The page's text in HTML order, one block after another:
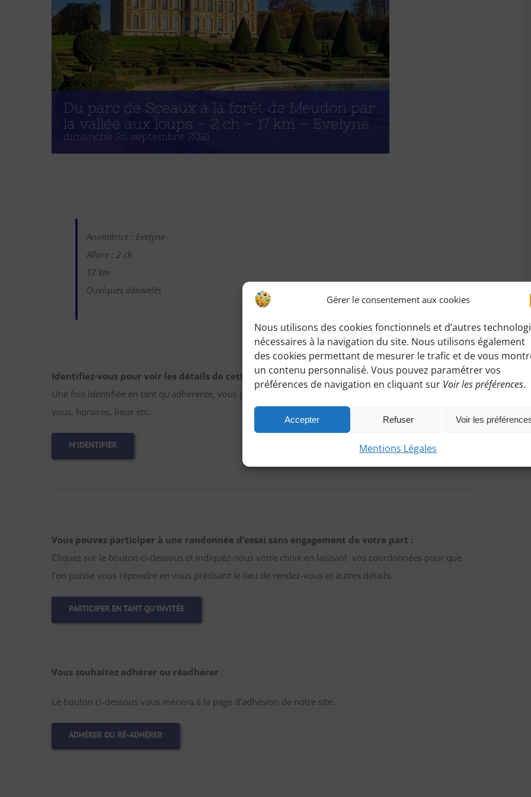
Gérer le consentement aux cookies
Nous utilisons des cookies fonctionnels et d’autres
nécessaires à la navigation du site. Nous utilisons également
des cookies permettant de mesurer le trafic et de vous
un contenu personnalisé. Vous pouvez paramétrer vos
préférences de navigation en cliquant sur Voir les préférences.
Accepter Refuser Voir les
Mentions Légales
Du parc de Sceaux à la forêt de Meudon par
la vallée aux loups – 2 ch – 17 km – Evelyne
dimanche 26 septembre 2021
Animatrice : Evelyne
Allure : 2 ch
17 km
Quelques dénivelés
Identifiez-vous pour voir les détails de cette randonnée:
Une fois identifiée en tant qu’adhérente, vous pourrez accéder ici à toutes les informations de rendez-
vous, horaires, lieux etc.
M’IDENTIFIER
Vous pouvez participer à une randonnée d’essai sans engagement de votre part :
Cliquez sur le bouton ci-dessous et indiquez-nous votre choix en laissant vos coordonnées pour que
l’on puisse vous répondre en vous précisant le lieu de rendez-vous et autres détails.
PARTICIPER EN TANT QU’INVITÉE
Vous souhaitez adhérer ou réadhérer :
Le bouton ci-dessous vous mènera à la page d’adhésion de notre site.
ADHÉRER OU RÉ-ADHÉRER